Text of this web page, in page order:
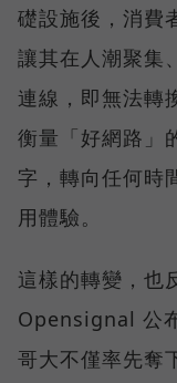
礎設施後，消費
讓其在人潮聚集
連線，即無法轉
衡量「好網路」
字，轉向任何時
用體驗。
這樣的轉變，也
Opensignal 公
哥大不僅率先奪